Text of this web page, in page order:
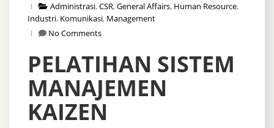
Administrasi,CSR,General Affairs, Human Resource,
Industri, Komunikasi, Management
No Comments
PELATIHAN SISTEM
MANAJEMEN
KAIZEN